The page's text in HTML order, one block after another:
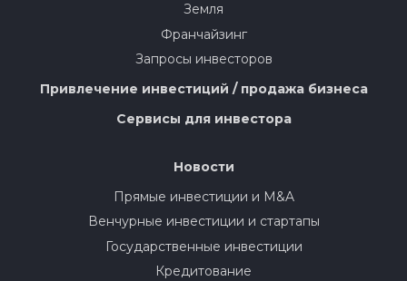
Земля
Франчайзинг
Запросы инвесторов
Привлечение инвестиций / продажа бизнеса
Сервисы для инвестора
Новости
Прямые инвестиции и M&A
Венчурные инвестиции и стартапы
Государственные инвестиции
Кредитование